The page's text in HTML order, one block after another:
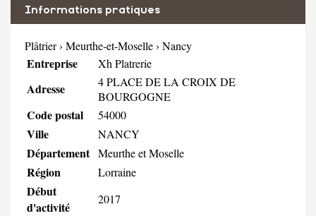
Informations pratiques
Plâtrier› Meurthe-et-Moselle› Nancy
Entreprise Xh Platrerie
Adresse
4 PLACE DE LA CROIX DE
BOURGOGNE
Code postal 54000
Ville NANCY
Département Meurthe et Moselle
Région Lorraine
Début
d'activité
2017